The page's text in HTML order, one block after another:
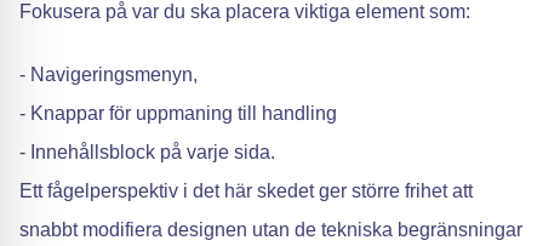
Fokusera på var du ska placera viktiga element som:
- Navigeringsmenyn,
- Knappar för uppmaning till handling
- Innehållsblock på varje sida.
Ett fågelperspektiv i det här skedet ger större frihet att
snabbt modifiera designen utan de tekniska begränsningar